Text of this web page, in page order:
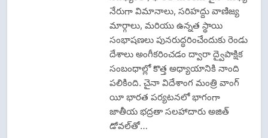
నేరుగా విమానాలు, సరిహద్దు వాణిజ్య
మార్గాలు, మరియు ఉన్నత స్థాయి
సంభాషణలు పునరుద్ధరించేందుకు రెండు
దేశాలు అంగీకరించడం ద్వారా ద్వైపాక్షిక
సంబంధాల్లో కొత్త అధ్యాయానికి నాంది
పలికింది. చైనా విదేశాంగ మంత్రి వాంగ్
యీ భారత పర్యటనలో భాగంగా
జాతీయ భద్రతా సలహాదారు అజిత్
డోవల్‌తో…